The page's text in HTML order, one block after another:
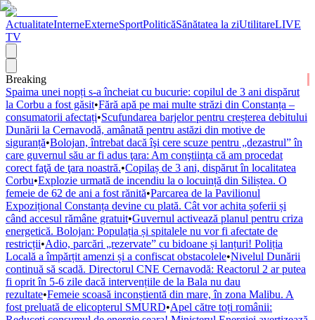
ActualitateInterneExterneSportPoliticăSănătatea la ziUtilitareLIVE
TV
Breaking
Spaima unei nopți s-a încheiat cu bucurie: copilul de 3 ani dispărut
la Corbu a fost găsit•Fără apă pe mai multe străzi din Constanța –
consumatorii afectați•Scufundarea barjelor pentru creșterea debitului
Dunării la Cernavodă, amânată pentru astăzi din motive de
siguranță•Bolojan, întrebat dacă îşi cere scuze pentru „dezastrul” în
care guvernul său ar fi adus ţara: Am conştiinţa că am procedat
corect faţă de ţara noastră.•Copilaș de 3 ani, dispărut în localitatea
Corbu•Explozie urmată de incendiu la o locuință din Siliștea. O
femeie de 62 de ani a fost rănită•Parcarea de la Pavilionul
Expozițional Constanța devine cu plată. Cât vor achita șoferii și
când accesul rămâne gratuit•Guvernul activează planul pentru criza
energetică. Bolojan: Populația și spitalele nu vor fi afectate de
restricții•Adio, parcări „rezervate” cu bidoane și lanțuri! Poliția
Locală a împărțit amenzi și a confiscat obstacolele•Nivelul Dunării
continuă să scadă. Directorul CNE Cernavodă: Reactorul 2 ar putea
fi oprit în 5-6 zile dacă intervențiile de la Bala nu dau
rezultate•Femeie scoasă inconștientă din mare, în zona Malibu. A
fost preluată de elicopterul SMURD•Apel către toți românii: